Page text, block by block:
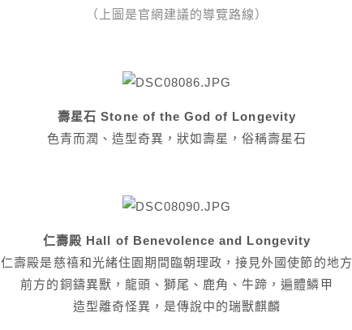
（上圖是官網 建議的導覽路線）
壽星石 Stone of the God of Longevity
色青而潤、造型奇異，狀如壽星，俗稱壽星石
仁壽殿 Hall of Benevolence and Longevity
仁壽殿是慈禧和光緒住園期間臨朝理政，接見外國使節的地方
前方的銅鑄異獸，龍頭、獅尾、鹿角、牛蹄，遍體鱗甲
造型離奇怪異，是傳說中的瑞獸麒麟